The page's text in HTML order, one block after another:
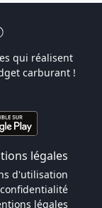
qui réalisent
carburant !
légales
d'utilisation
légales